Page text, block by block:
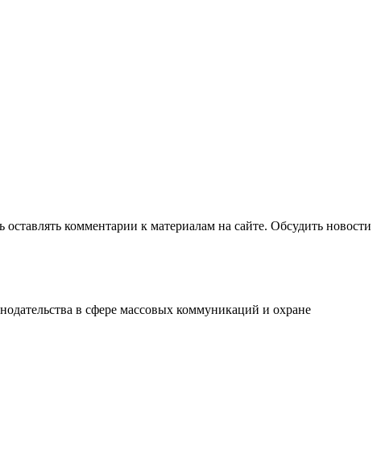
комментарии к материалам на сайте. Обсудить новости
в сфере массовых коммуникаций и охране